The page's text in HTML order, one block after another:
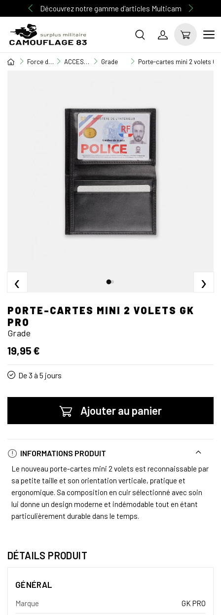
Découvrez notre gamme d'articles Multicam
Force de l'ordre ACCESSOIRES FORCES DE L'ORDRE Grade Porte-cartes mini 2 volets GK
‹ ›
PORTE-CARTES MINI 2 VOLETS GK
PRO
Grade
19,95 €
De 3 à 5 jours
Ajouter au panier
INFORMATIONS PRODUIT
Le nouveau porte-cartes mini 2 volets est reconnaissable par
sa petite taille et son orientation verticale, pratique et
ergonomique. Sa composition en cuir sélectionné avec soin
lui donne un design moderne et indémodable tout en étant
particulièrement durable dans le temps.
DÉTAILS PRODUIT
GÉNÉRAL
Marque GK PRO